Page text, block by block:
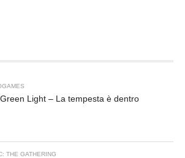
Light – La tempesta è dentro
THE GATHERING